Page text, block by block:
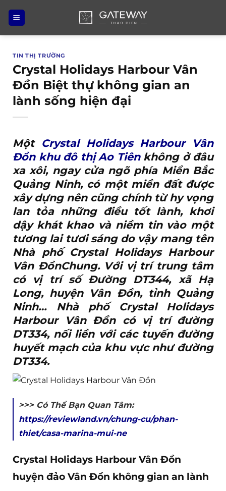
qua
nội
TIN THỊ TRƯỜNG
Crystal Holidays Harbour Vân
Đồn Biệt thự không gian an
lành sống hiện đại
Một Crystal Holidays Harbour Vân
Đồn khu đô thị Ao Tiênkhông ở đâu
xa xôi, ngay cửa ngõ phía Miền Bắc
Quảng Ninh, có một miền đất được
xây dựng nên cũng chính từ hy vọng
lan tỏa những điều tốt lành, khơi
dậy khát khao và niềm tin vào một
tương lai tươi sáng do vậy mang tên
Nhà phố Crystal Holidays Harbour
Vân ĐồnChung. Với vị trí trung tâm
có vị trí số Đường DT344, xã Hạ
Long, huyện Vân Đồn, tỉnh Quảng
Ninh… Nhà phố Crystal Holidays
Harbour Vân Đồn có vị trí đường
DT334, nối liền với các tuyến đường
huyết mạch của khu vực như đường
DT334.
>>> Có Thể Bạn Quan Tâm:
https://reviewland.vn/chung-cu/phan-
thiet/casa-marina-mui-ne
Crystal Holidays Harbour Vân Đồn
huyện đảo Vân Đồn không gian an lành